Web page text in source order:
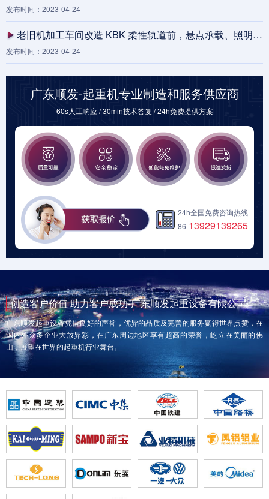
发布时间：2023-04-24
老旧机加工车间改造 KBK 柔性轨道前，悬点承载、照明盲区和夜班检修上人路径为什么要先做边界包？
发布时间：2023-04-24
广东顺发-起重机专业制造和服务供应商
60s人工响应 / 30min技术答复 / 24h免费提供方案
24h全国免费咨询热线
86-13929139265
创造客户价值 助力客户成功-广东顺发起重设备有限公司
广东顺发起重设备凭借良好的声誉，优异的品质及完善的服务赢得世界点赞，在
国内外众多企业大放异彩，在广东周边地区享有超高的荣誉，屹立在美丽的佛
山，展望在世界的起重机行业舞台。